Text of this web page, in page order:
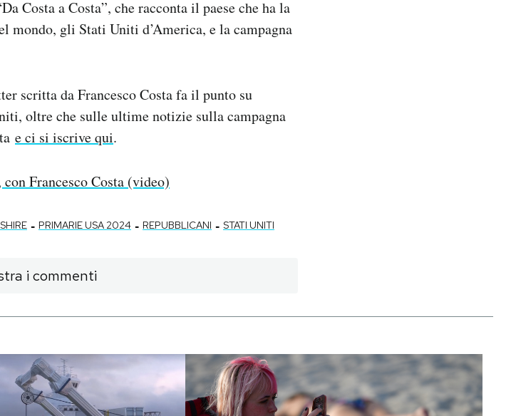
Costa a Costa”, che racconta il paese che ha la
mondo, gli Stati Uniti d’America, e la campagna
scritta da Francesco Costa fa il punto su
oltre che sulle ultime notizie sulla campagna
e ci si iscrive qui.
Francesco Costa (video)
- PRIMARIE USA 2024 - REPUBBLICANI - STATI UNITI
i commenti